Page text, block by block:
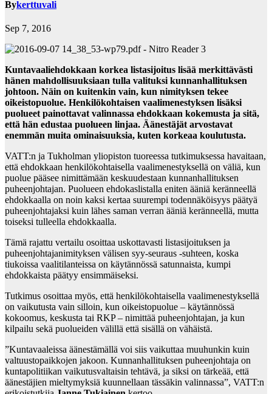
Bykerttuvali
Sep 7, 2016
Kuntavaaliehdokkaan korkea listasijoitus lisää merkittävästi
hänen mahdollisuuksiaan tulla valituksi kunnanhallituksen
johtoon. Näin on kuitenkin vain, kun nimityksen tekee
oikeistopuolue. Henkilökohtaisen vaalimenestyksen lisäksi
puolueet painottavat valinnassa ehdokkaan kokemusta ja sitä,
että hän edustaa puolueen linjaa. Äänestäjät arvostavat
enemmän muita ominaisuuksia, kuten korkeaa koulutusta.
VATT:n ja Tukholman yliopiston tuoreessa tutkimuksessa havaitaan,
että ehdokkaan henkilökohtaisella vaalimenestyksellä on väliä, kun
puolue pääsee nimittämään keskuudestaan kunnanhallituksen
puheenjohtajan. Puolueen ehdokaslistalla eniten ääniä keränneellä
ehdokkaalla on noin kaksi kertaa suurempi todennäköisyys päätyä
puheenjohtajaksi kuin lähes saman verran ääniä keränneellä, mutta
toiseksi tulleella ehdokkaalla.
Tämä rajattu vertailu osoittaa uskottavasti listasijoituksen ja
puheenjohtajanimityksen välisen syy-seuraus -suhteen, koska
tiukoissa vaalitilanteissa on käytännössä satunnaista, kumpi
ehdokkaista päätyy ensimmäiseksi.
Tutkimus osoittaa myös, että henkilökohtaisella vaalimenestyksellä
on vaikutusta vain silloin, kun oikeistopuolue – käytännössä
kokoomus, keskusta tai RKP – nimittää puheenjohtajan, ja kun
kilpailu sekä puolueiden välillä että sisällä on vähäistä.
”Kuntavaaleissa äänestämällä voi siis vaikuttaa muuhunkin kuin
valtuustopaikkojen jakoon. Kunnanhallituksen puheenjohtaja on
kuntapolitiikan vaikutusvaltaisin tehtävä, ja siksi on tärkeää, että
äänestäjien mieltymyksiä kuunnellaan tässäkin valinnassa”, VATT:n